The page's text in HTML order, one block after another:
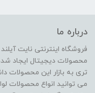
درباره ما
فروشگاه اینترنتی نایت
محصولات دیجیتال ایجاد
تری به بازار این محصولات
می توانید انواع محصولات